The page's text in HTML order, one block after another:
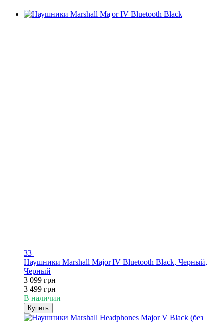
33
Наушники Marshall Major IV Bluetooth Black, Черный,
Черный
3 099 грн
3 499 грн
В наличии
Купить